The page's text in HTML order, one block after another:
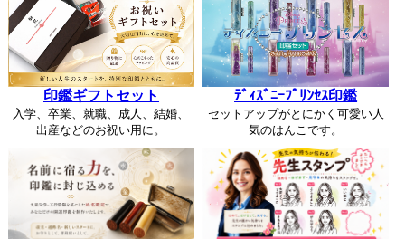
印鑑ギフトセット
入学、卒業、就職、成人、結婚、
出産などのお祝い用に。
ﾃﾞｨｽﾞﾆｰﾌﾟﾘﾝｾｽ印鑑
セットアップがとにかく可愛い人
気のはんこです。